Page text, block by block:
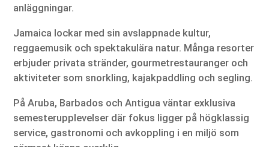
anläggningar.
Jamaica lockar med sin avslappnade kultur,
reggaemusik och spektakulära natur. Många resorter
erbjuder privata stränder, gourmetrestauranger och
aktiviteter som snorkling, kajakpaddling och segling.
På Aruba, Barbados och Antigua väntar exklusiva
semesterupplevelser där fokus ligger på högklassig
service, gastronomi och avkoppling i en miljö som